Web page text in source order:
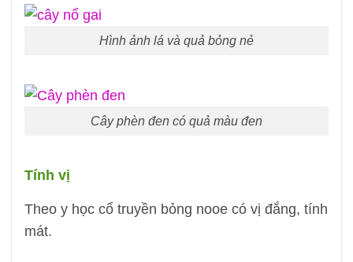
Hình ảnh lá và quả bỏng nẻ
Cây phèn đen có quả màu đen
Tính vị
Theo y học cổ truyền bỏng nooe có vị đắng, tính
mát.